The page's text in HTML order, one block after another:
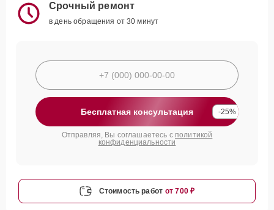
Срочный ремонт
в день обращения от 30 минут
Бесплатная консультация -25%
Отправляя, Вы соглашаетесь с политикой
конфиденциальности
Стоимость работ от 700 ₽